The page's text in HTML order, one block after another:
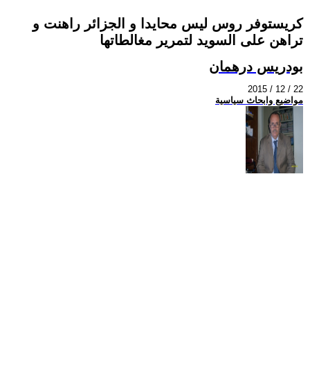
كريستوفر روس ليس محايدا و الجزائر راهنت و
تراهن على السويد لتمرير مغالطاتها
بودريس درهمان
2015 / 12 / 22
مواضيع وابحاث سياسية